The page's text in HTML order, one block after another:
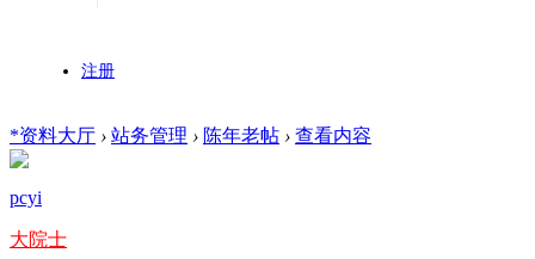
注册
*资料大厅 › 站务管理 › 陈年老帖 › 查看内容
pcyi
大院士